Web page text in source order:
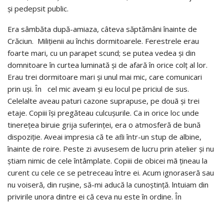
şi pedepsit public.
Era sâmbăta după-amiaza, câteva săptămâni înainte de
Crăciun. Miliţienii au închis dormitoarele. Ferestrele erau
foarte mari, cu un parapet scund; se putea vedea şi din
domnitoare în curtea luminată şi de afară în orice colţ al lor.
Erau trei dormitoare mari şi unul mai mic, care comunicari
prin uşi. În cel mic aveam şi eu locul pe priciul de sus.
Celelalte aveau paturi cazone suprapuse, pe douã şi trei
etaje. Copiii îşi pregăteau culcuşurile. Ca in orice loc unde
tinereţea biruie grija suferinţei, era o atmosferă de bună
dispoziţie. Aveai impresia că te aﬂi într-un stup de albine,
înainte de roire. Peste zi avusesem de lucru prin atelier şi nu
ştiam nimic de cele întâmplate. Copiii de obicei mã ţineau la
curent cu cele ce se petreceau între ei. Acum ignoraseră sau
nu voiseră, din ruşine, să-mi aducă la cunoştinţă. lntuiam din
privirile unora dintre ei că ceva nu este în ordine. În